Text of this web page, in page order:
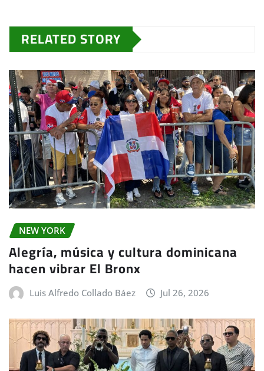
RELATED STORY
NEW YORK
Alegría, música y cultura dominicana
hacen vibrar El Bronx
Luis Alfredo Collado Báez Jul 26, 2026